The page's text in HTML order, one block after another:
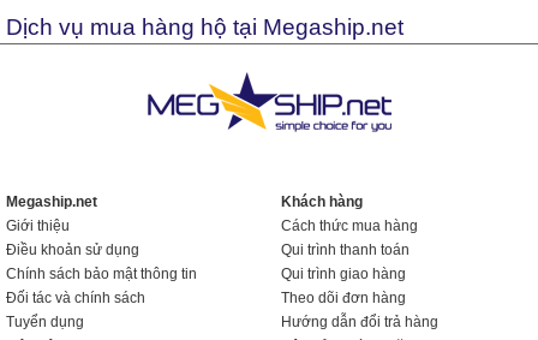
Dịch vụ mua hàng hộ tại Megaship.net
Megaship.net
Giới thiệu
Điều khoản sử dụng
Chính sách bảo mật thông tin
Đối tác và chính sách
Tuyển dụng
Khách hàng
Cách thức mua hàng
Qui trình thanh toán
Qui trình giao hàng
Theo dõi đơn hàng
Hướng dẫn đổi trả hàng